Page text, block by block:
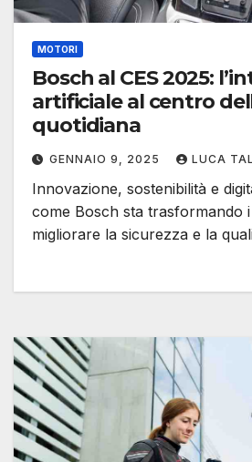
MOTORI
Bosch al CES 2025:
artificiale al centro
quotidiana
GENNAIO 9, 2025 LUCA
Innovazione, sostenibilità e
come Bosch sta trasformando
migliorare la sicurezza e la